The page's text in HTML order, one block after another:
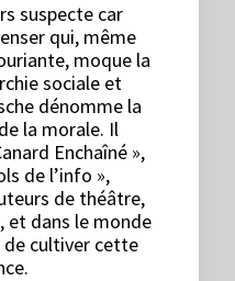
suspecte car
qui, même
moque la
sociale et
dénomme la
la morale. Il
Enchaîné »,
de l’info »,
de théâtre,
et dans le monde
de cultiver cette